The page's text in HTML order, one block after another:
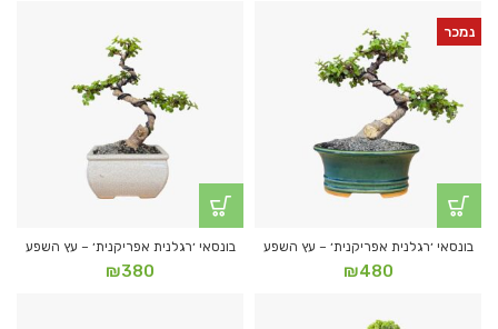
נמכר
בונסאי ׳רגלנית אפריקנית׳ – עץ השפע
₪480
בונסאי ׳רגלנית אפריקנית׳ – עץ השפע
₪380